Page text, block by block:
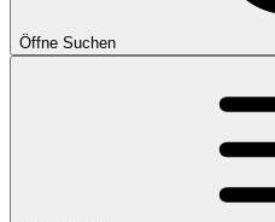
Öffne Suchen